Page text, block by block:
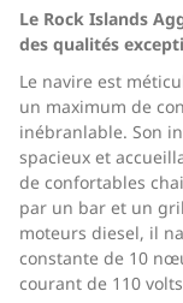
Le Rock Islands
des qualités
Le navire est
un maximum de
inébranlable. Son
spacieux et
de confortables
par un bar et un
moteurs diesel, il
constante de 10
courant de 110